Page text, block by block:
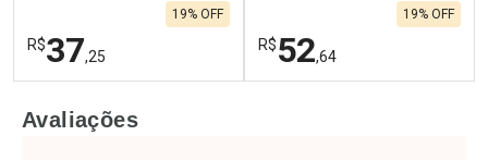
R$37,25
19% OFF
R$52,64
19% OFF
Avaliações